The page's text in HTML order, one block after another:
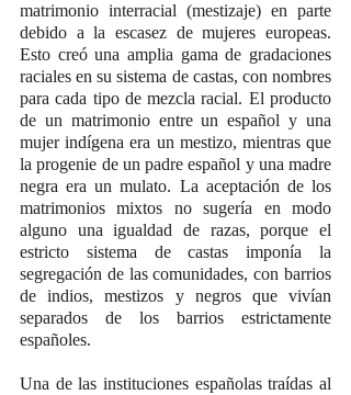
matrimonio interracial (mestizaje) en parte
debido a la escasez de mujeres europeas.
Esto creó una amplia gama de gradaciones
raciales en su sistema de castas, con nombres
para cada tipo de mezcla racial. El producto
de un matrimonio entre un español y una
mujer indígena era un mestizo, mientras que
la progenie de un padre español y una madre
negra era un mulato. La aceptación de los
matrimonios mixtos no sugería en modo
alguno una igualdad de razas, porque el
estricto sistema de castas imponía la
segregación de las comunidades, con barrios
de indios, mestizos y negros que vivían
separados de los barrios estrictamente
españoles.
Una de las instituciones españolas traídas al